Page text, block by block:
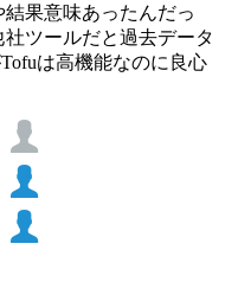
果意味あったんだっ
ツールだと過去データ
は高機能なのに良心